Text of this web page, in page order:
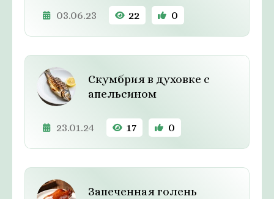
03.06.23 22 0
Скумбрия в духовке с
апельсином
23.01.24 17 0
Запеченная голень